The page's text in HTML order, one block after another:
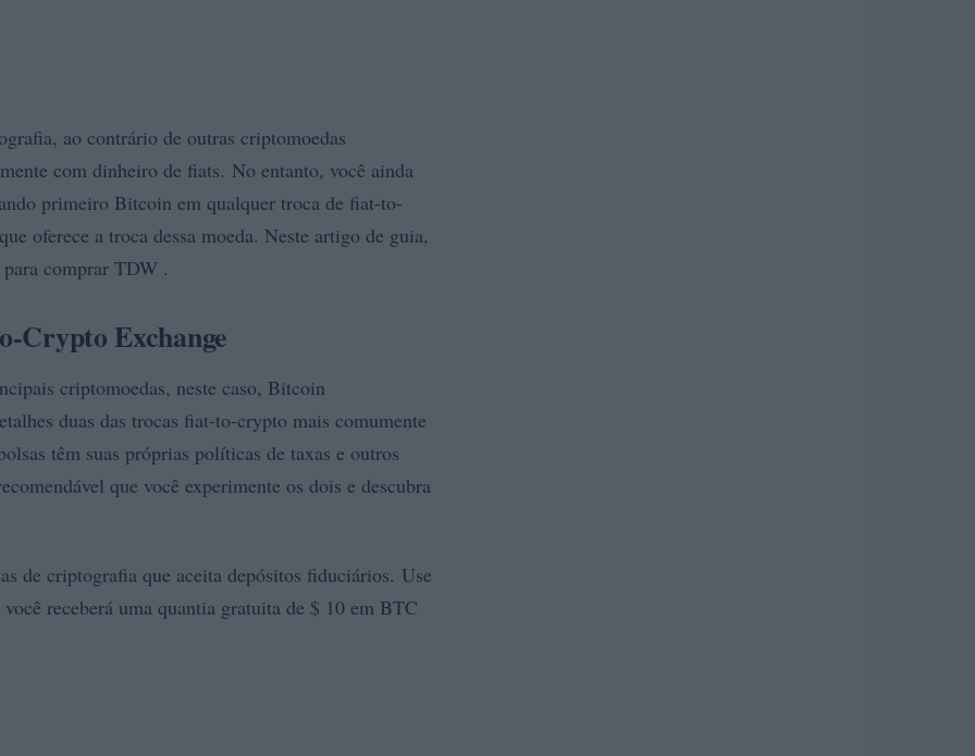
ao contrário de outras criptomoedas
com dinheiro de fiats. No entanto, você ainda
primeiro Bitcoin em qualquer troca de fiat-to-
oferece a troca dessa moeda. Neste artigo de guia,
comprar TDW .
Crypto Exchange
criptomoedas, neste caso, Bitcoin
duas das trocas fiat-to-crypto mais comumente
têm suas próprias políticas de taxas e outros
que você experimente os dois e descubra
de criptografia que aceita depósitos fiduciários. Use
receberá uma quantia gratuita de $ 10 em BTC